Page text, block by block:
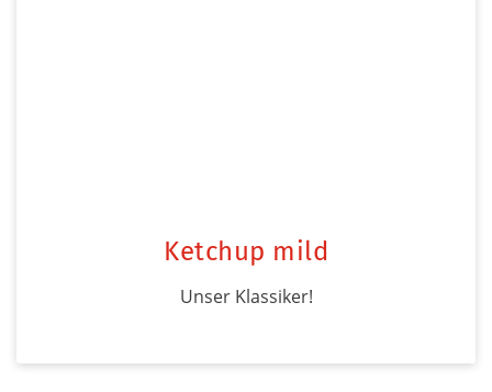
Ketchup mild
Unser Klassiker!